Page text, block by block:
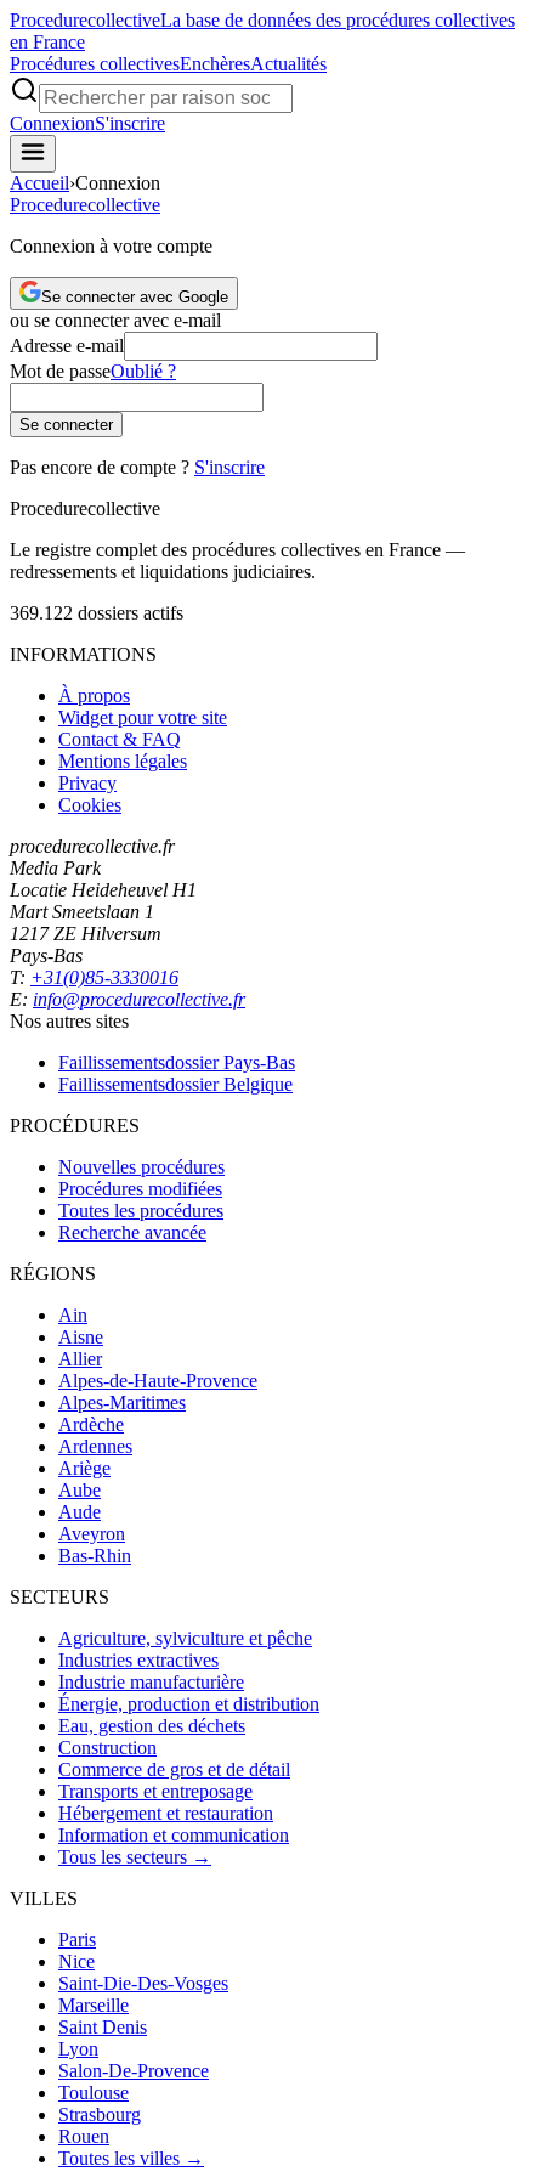
ProcedurecollectiveLa base de données des procédures collectives
en France
Procédures collectivesEnchèresActualités
ConnexionS'inscrire
Accueil›Connexion
Procedurecollective
Connexion à votre compte
Se connecter avec Google
ou se connecter avec e-mail
Adresse e-mail
Mot de passeOublié ?
Se connecter
Pas encore de compte ? S'inscrire
Procedurecollective
Le registre complet des procédures collectives en France —
redressements et liquidations judiciaires.
369.122 dossiers actifs
INFORMATIONS
À propos
Widget pour votre site
Contact & FAQ
Mentions légales
Privacy
Cookies
procedurecollective.fr
Media Park
Locatie Heideheuvel H1
Mart Smeetslaan 1
1217 ZE Hilversum
Pays-Bas
T: +31(0)85-3330016
E: info@procedurecollective.fr
Nos autres sites
Faillissementsdossier Pays-Bas
Faillissementsdossier Belgique
PROCÉDURES
Nouvelles procédures
Procédures modifiées
Toutes les procédures
Recherche avancée
RÉGIONS
Ain
Aisne
Allier
Alpes-de-Haute-Provence
Alpes-Maritimes
Ardèche
Ardennes
Ariège
Aube
Aude
Aveyron
Bas-Rhin
SECTEURS
Agriculture, sylviculture et pêche
Industries extractives
Industrie manufacturière
Énergie, production et distribution
Eau, gestion des déchets
Construction
Commerce de gros et de détail
Transports et entreposage
Hébergement et restauration
Information et communication
Tous les secteurs →
VILLES
Paris
Nice
Saint-Die-Des-Vosges
Marseille
Saint Denis
Lyon
Salon-De-Provence
Toulouse
Strasbourg
Rouen
Toutes les villes →